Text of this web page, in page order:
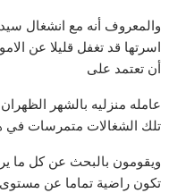
والمعروف أنه مع انشغال
اسرتها قد تغفل قليلا عن
أن تعتمد على
عامله منزليه بالشهر
تلك الشغالات متمرسات في
ويقومون بالبحث عن كل ما
تكون راضية تماما عن مستوى